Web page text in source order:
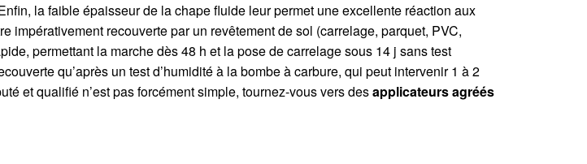
la faible épaisseur de la chape fluide leur permet une excellente réaction aux
recouverte par un revêtement de sol (carrelage, parquet, PVC,
permettant la marche dès 48 h et la pose de carrelage sous 14 j sans test
qu’après un test d’humidité à la bombe à carbure, qui peut intervenir 1 à 2
et qualifié n’est pas forcément simple, tournez-vous vers desapplicateurs agréés